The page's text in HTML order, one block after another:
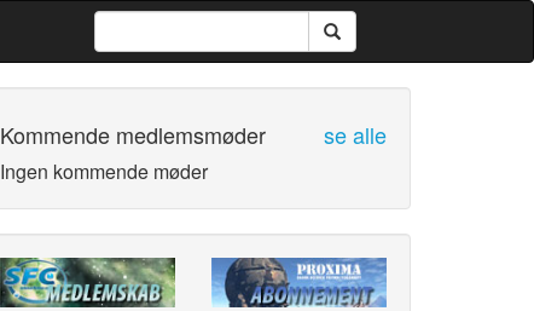
Kommende medlemsmøder se alle
Ingen kommende møder